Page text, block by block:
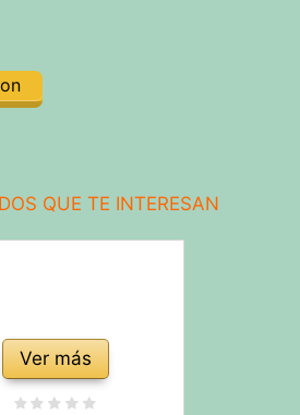
QUE TE INTERESAN
Ver más